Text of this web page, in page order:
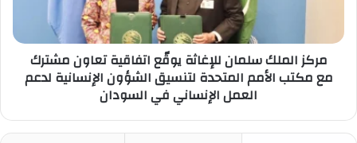
مع
مكتب
الأمم
المتحدة
الشؤون
مركز الملك سلمان للإغاثة يوقّع اتفاقية تعاون مشترك
مع مكتب الأمم المتحدة لتنسيق الشؤون الإنسانية لدعم
العمل الإنساني في السودان